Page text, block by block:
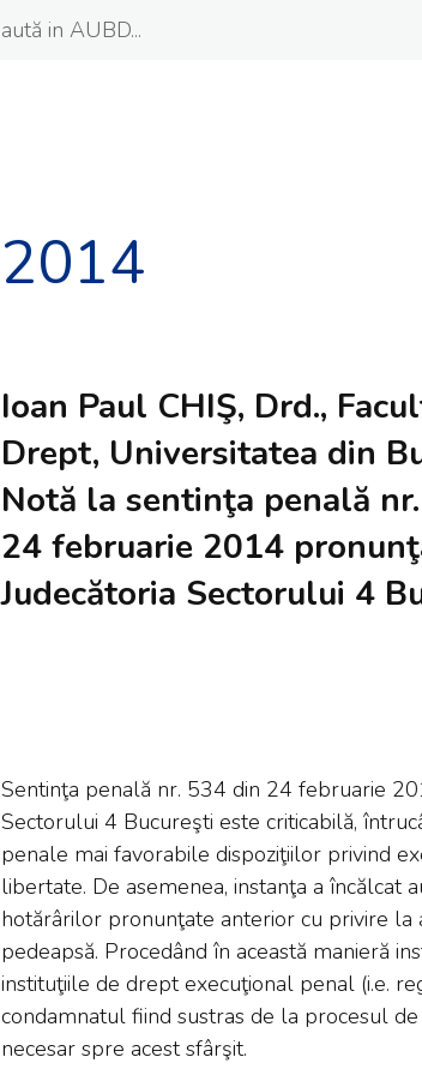
2014
Ioan Paul CHIŞ, Drd.,
Drept, Universitatea din
Notă la sentinţa penală
24 februarie 2014
Judecătoria Sectorului 4
Sentinţa penală nr. 534 din 24 februarie
Sectorului 4 Bucureşti este criticabilă,
penale mai favorabile dispoziţiilor privind
libertate. De asemenea, instanţa a încălcat
hotărârilor pronunţate anterior cu privire la
pedeapsă. Procedând în această manieră
instituţiile de drept execuţional penal (i.e.
condamnatul fiind sustras de la procesul
necesar spre acest sfârşit.